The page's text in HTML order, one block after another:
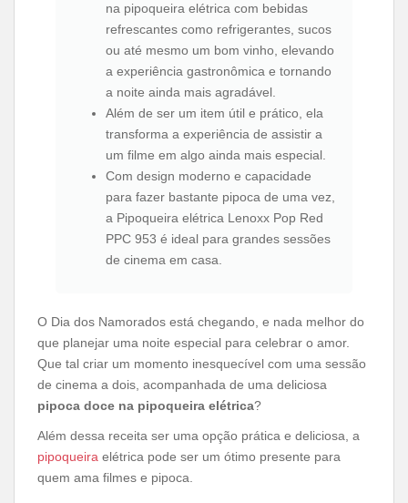
na pipoqueira elétrica com bebidas
refrescantes como refrigerantes, sucos
ou até mesmo um bom vinho, elevando
a experiência gastronômica e tornando
a noite ainda mais agradável.
Além de ser um item útil e prático, ela
transforma a experiência de assistir a
um filme em algo ainda mais especial.
Com design moderno e capacidade
para fazer bastante pipoca de uma vez,
a Pipoqueira elétrica Lenoxx Pop Red
PPC 953 é ideal para grandes sessões
de cinema em casa.
O Dia dos Namorados está chegando, e nada melhor do
que planejar uma noite especial para celebrar o amor.
Que tal criar um momento inesquecível com uma sessão
de cinema a dois, acompanhada de uma deliciosa
pipoca doce na pipoqueira elétrica?
Além dessa receita ser uma opção prática e deliciosa, a
pipoqueira elétrica pode ser um ótimo presente para
quem ama filmes e pipoca.